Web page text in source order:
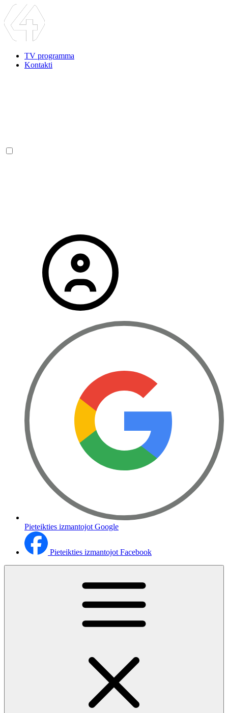
TV programma
Kontakti
Pieteikties izmantojot Google
Pieteikties izmantojot Facebook